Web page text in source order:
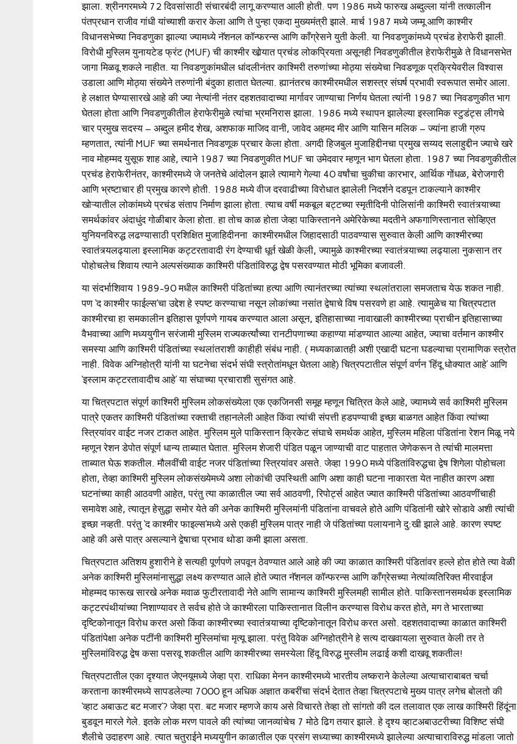
झाला. श्रीनगरमध्ये 72 दिवसांसाठी संचारबंदी लागू करण्यात आली होती. पण 1986 मध्ये फारुख अब्दुल्ला यांनी तत्कालीन
पंतप्रधान राजीव गांधी यांच्याशी करार केला आणि ते पुन्हा एकदा मुख्यमंत्री झाले. मार्च 1987 मध्ये जम्मू आणि काश्मीर
विधानसभेच्या निवडणुका झाल्या ज्यामध्ये नॅशनल कॉन्फरन्स आणि काँग्रेसने युती केली. या निवडणुकांमध्ये प्रचंड हेराफेरी झाली.
विरोधी मुस्लिम युनायटेड फ्रंट (MUF) ची काश्मीर खोर्‍यात प्रचंड लोकप्रियता असूनही निवडणुकीतील हेराफेरीमुळे ते विधानसभेत
जागा मिळवू शकले नाहीत. या निवडणुकांमधील धांदलीनंतर काश्मिरी तरुणांच्या मोठ्या संख्येचा निवडणूक प्रक्रियेवरील विश्वास
उडाला आणि मोठ्या संख्येने तरुणांनी बंदुका हातात घेतल्या. ह्यानंतरच काश्मीरमधील सशस्त्र संघर्ष प्रभावी स्वरूपात समोर आला.
हे लक्षात घेण्यासारखे आहे की ज्या नेत्यांनी नंतर दहशतवादाच्या मार्गावर जाण्याचा निर्णय घेतला त्यांनी 1987 च्या निवडणुकीत भाग
घेतला होता आणि निवडणुकीतील हेराफेरीमुळे त्यांचा भ्रमनिरास झाला. 1986 मध्ये स्थापन झालेल्या इस्लामिक स्टुडंट्स लीगचे
चार प्रमुख सदस्य – अब्दुल हमीद शेख, अशफाक माजिद वानी, जावेद अहमद मीर आणि यासिन मलिक – ज्यांना हाजी ग्रुप
म्हणतात, त्यांनी MUF च्या समर्थनात निवडणूक प्रचार केला होता. अगदी हिजबुल मुजाहिद्दीनचा प्रमुख सय्यद सलाहुद्दीन ज्याचे खरे
नाव मोहम्मद युसूफ शाह आहे, त्याने 1987 च्या निवडणुकीत MUF चा उमेदवार म्हणून भाग घेतला होता. 1987 च्या निवडणुकीतील
प्रचंड हेराफेरीनंतर, काश्मीरमध्ये जे जनतेचे आंदोलन झाले त्यामागे गेल्या 40 वर्षांचा चुकीचा कारभार, आर्थिक गोंधळ, बेरोजगारी
आणि भ्रष्टाचार ही प्रमुख कारणे होती. 1988 मध्ये वीज दरवाढीच्या विरोधात झालेली निदर्शने दडपून टाकल्याने काश्मीर
खोऱ्यातील लोकांमध्ये प्रचंड संताप निर्माण झाला होता. त्याच वर्षी मकबूल बट्टच्या स्मृतीदिनी पोलिसांनी काश्मिरी स्वातंत्र्याच्या
समर्थकांवर अंदाधुंद गोळीबार केला होता. हा तोच काळ होता जेव्हा पाकिस्तानने अमेरिकेच्या मदतीने अफगाणिस्तानात सोव्हिएत
युनियनविरुद्ध लढण्यासाठी प्रशिक्षित मुजाहिदीनना काश्मीरमधील जिहादसाठी पाठवण्यास सुरुवात केली आणि काश्मीरच्या
स्वातंत्र्यलढ्याला इस्लामिक कट्टरतावादी रंग देण्याची धूर्त खेळी केली, ज्यामुळे काश्मीरच्या स्वातंत्र्याच्या लढ्याला नुकसान तर
पोहोचलेच शिवाय त्याने अल्पसंख्याक काश्मिरी पंडितांविरुद्ध द्वेष पसरवण्यात मोठी भूमिका बजावली.
या संदर्भाशिवाय 1989-90 मधील काश्मिरी पंडितांच्या हत्या आणि त्यानंतरच्या त्यांच्या स्थलांतराला समजताच येऊ शकत नाही.
पण ‘द काश्मीर फाईल्स’चा उद्देश हे स्पष्ट करण्याचा नसून लोकांच्या नसांत द्वेषाचे विष पसरवणे हा आहे. त्यामुळेच या चित्रपटात
काश्मीरचा हा समकालीन इतिहास पूर्णपणे गायब करण्यात आला असून, इतिहासाच्या नावाखाली काश्मीरच्या प्राचीन इतिहासाच्या
वैभवाच्या आणि मध्ययुगीन सरंजामी मुस्लिम राज्यकर्त्यांच्या रानटीपणाच्या कहाण्या मांडण्यात आल्या आहेत, ज्याचा वर्तमान काश्मीर
समस्या आणि काश्मिरी पंडितांच्या स्थलांतराशी काहीही संबंध नाही. ( मध्‍यकाळातही अशी एखादी घटना घडल्याचा प्रामाणिक स्त्रोत
नाही. विवेक अग्निहोत्री यांनी या घटनेचा संदर्भ संघी स्त्रोतांमधून घेतला आहे) चित्रपटातील संपूर्ण वर्णन ‘हिंदू धोक्यात आहे’ आणि
‘इस्लाम कट्टरतावादीच आहे’ या संघाच्या प्रचाराशी सुसंगत आहे.
या चित्रपटात संपूर्ण काश्मिरी मुस्लिम लोकसंख्येला एक एकजिनसी समूह म्हणून चित्रित केले आहे, ज्यामध्ये सर्व काश्मिरी मुस्लिम
पात्रे एकतर काश्मिरी पंडितांच्या रक्ताची तहानलेली आहेत किंवा त्यांची संपत्ती हडपण्याची इच्छा बाळगत आहेत किंवा त्यांच्या
स्त्रियांवर वाईट नजर टाकत आहेत. मुस्लिम मुले पाकिस्तान क्रिकेट संघाचे समर्थक आहेत, मुस्लिम महिला पंडितांना रेशन मिळू नये
म्हणून रेशन डेपोत संपूर्ण धान्य ताब्यात घेतात. मुस्लिम शेजारी पंडित पळून जाण्याची वाट पाहतात जेणेकरून ते त्यांची मालमत्ता
ताब्यात घेऊ शकतील. मौलवींची वाईट नजर पंडितांच्या स्त्रियांवर असते. जेव्हा 1990 मध्ये पंडितांविरुद्धचा द्वेष शिगेला पोहोचला
होता, तेव्हा काश्मिरी मुस्लिम लोकसंख्येमध्ये अशा लोकांची उपस्थिती आणि अशा काही घटना नाकारता येत नाहीत कारण अशा
घटनांच्या काही आठवणी आहेत, परंतु त्या काळातील ज्या सर्व आठवणी, रिपोर्ट्स आहेत ज्यात काश्मिरी पंडितांच्या आठवणींचाही
समावेश आहे, त्यातून हेसुद्धा समोर येते की अनेक काश्मिरी मुस्लिमांनी पंडितांना वाचवले होते आणि पंडितांनी खोरे सोडावे अशी त्यांची
इच्छा नव्हती. परंतु ‘द काश्मीर फाइल्स’मध्ये असे एकही मुस्लिम पात्र नाही जे पंडितांच्या पलायनाने दु:खी झाले आहे. कारण स्पष्ट
आहे की असे पात्र असल्‍याने द्वेषाचा प्रभाव थोडा कमी झाला असता.
चित्रपटात अतिशय हुशारीने हे सत्यही पूर्णपणे लपवून ठेवण्यात आले आहे की ज्या काळात काश्मिरी पंडितांवर हल्ले होत होते त्या वेळी
अनेक काश्मिरी मुस्लिमांनासुद्धा लक्ष्य करण्यात आले होते ज्यात नॅशनल कॉन्फरन्स आणि काँग्रेसच्या नेत्यांव्यतिरिक्त मीरवाईज
मोहम्मद फारूख सारखे अनेक मवाळ फुटीरतावादी नेते आणि सामान्य काश्मिरी मुस्लिमही सामील होते. पाकिस्तानसमर्थक इस्लामिक
कट्टरपंथीयांच्या निशाण्यावर ते सर्वच होते जे काश्मीरला पाकिस्तानात विलीन करण्यास विरोध करत होते, मग ते भारताच्या
दृष्टिकोनातून विरोध करत असो किंवा काश्मीरच्या स्वातंत्र्याच्या दृष्टिकोनातून विरोध करत असो. दहशतवादाच्या काळात काश्मिरी
पंडितांपेक्षा अनेक पटींनी काश्मिरी मुस्लिमांचा मृत्यू झाला. परंतु विवेक अग्निहोत्रीने हे सत्य दाखवायला सुरुवात केली तर ते
मुस्लिमांविरुद्ध द्वेष कसा पसरवू शकतील आणि काश्मीरच्या समस्येला हिंदू विरुद्ध मुस्लीम लढाई कशी दाखवू शकतील!
चित्रपटातील एका दृश्यात जेएनयूमध्ये जेव्हा प्रा. राधिका मेनन काश्मीरमध्ये भारतीय लष्कराने केलेल्या अत्याचाराबाबत चर्चा
करताना काश्मीरमध्ये सापडलेल्या 7000 हून अधिक अज्ञात कबरींचा संदर्भ देतात तेव्हा चित्रपटाचे मुख्य पात्र लगेच बोलतो की
‘व्हाट अबाऊट बट मजार’? जेव्हा प्रा. बट मजार म्हणजे काय असे विचारते तेव्हा तो सांगतो की दल तलावात एक लाख काश्मिरी हिंदूंना
बुडवून मारले गेले. इतके लोक मरण पावले की त्यांच्या जानव्यांचेच 7 मोठे ढिग तयार झाले. हे दृश्य व्हाटअबाउटरीच्या विशिष्ट संघी
शैलीचे उदाहरण आहे. त्यात चतुराईने मध्ययुगीन काळातील एक प्रसंग सध्याच्या काश्मीरमध्ये झालेल्या अत्याचाराविरुद्ध मांडला जातो